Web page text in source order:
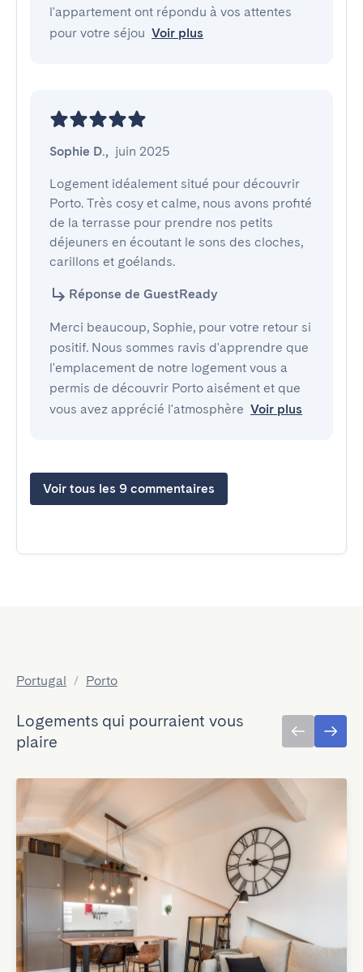
l'appartement ont répondu à vos attentes
pour votre séjou Voir plus
Sophie D., juin 2025
Logement idéalement situé pour découvrir
Porto. Très cosy et calme, nous avons profité
de la terrasse pour prendre nos petits
déjeuners en écoutant le sons des cloches,
carillons et goélands.
Réponse de GuestReady
Merci beaucoup, Sophie, pour votre retour si
positif. Nous sommes ravis d'apprendre que
l'emplacement de notre logement vous a
permis de découvrir Porto aisément et que
vous avez apprécié l'atmosphère Voir plus
Voir tous les 9 commentaires
Portugal / Porto
Logements qui pourraient vous
plaire